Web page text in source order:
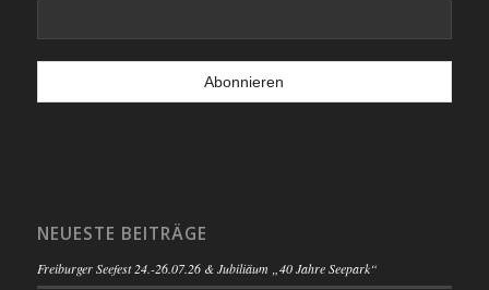
NEUESTE BEITRÄGE
Freiburger Seefest 24.-26.07.26 & Jubiliäum „40 Jahre Seepark“